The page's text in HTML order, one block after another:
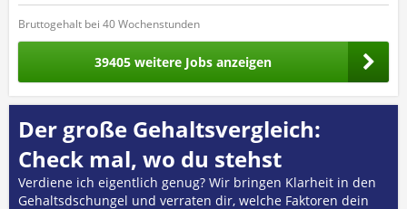
Bruttogehalt bei 40 Wochenstunden
39405 weitere Jobs anzeigen
Der große Gehaltsvergleich:
Check mal, wo du stehst
Verdiene ich eigentlich genug? Wir bringen Klarheit in den
Gehaltsdschungel und verraten dir, welche Faktoren dein